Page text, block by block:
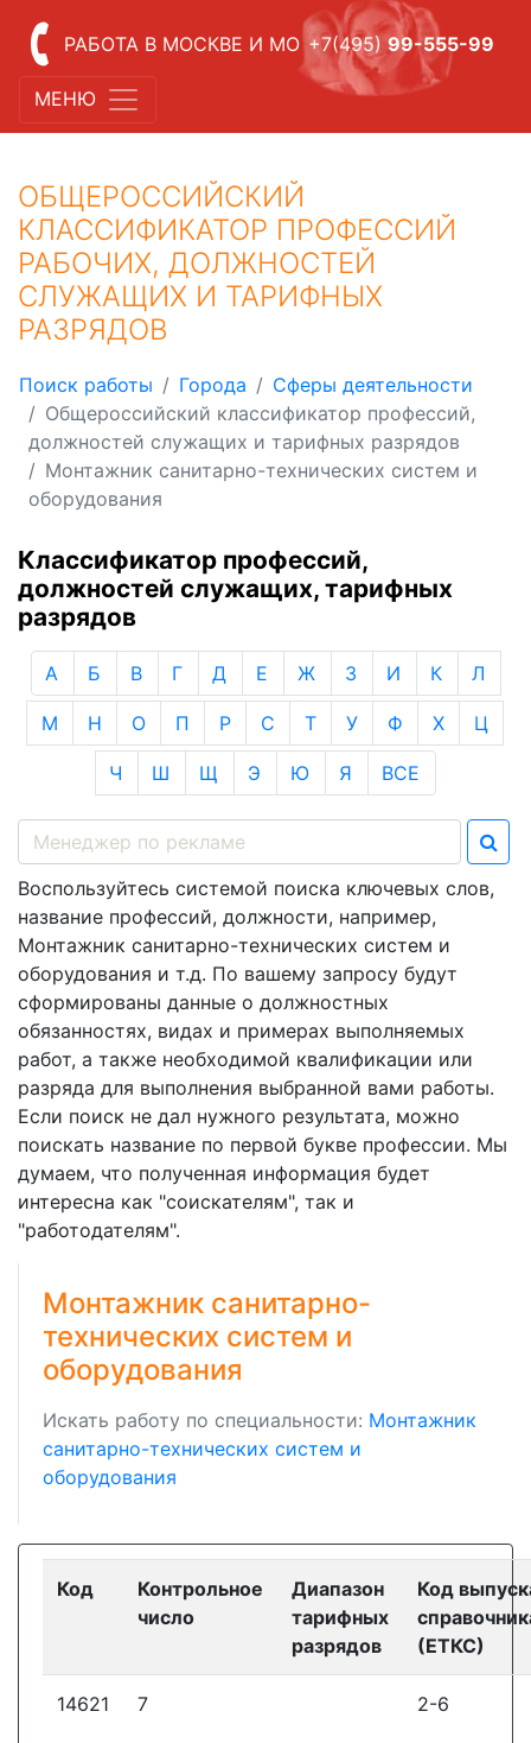
РАБОТА В МОСКВЕ И МО +7(495) 99-555-99
МЕНЮ
ОБЩЕРОССИЙСКИЙ
КЛАССИФИКАТОР ПРОФЕССИЙ
РАБОЧИХ, ДОЛЖНОСТЕЙ
СЛУЖАЩИХ И ТАРИФНЫХ
РАЗРЯДОВ
Поиск работы Города
Сферы деятельности
Общероссийский классификатор профессий,
должностей служащих и тарифных разрядов
Монтажник санитарно-технических систем и
оборудования
Классификатор профессий,
должностей служащих, тарифных
разрядов
А Б В Г Д Е Ж З И К Л
М Н О П Р С Т У Ф Х Ц
Ч Ш Щ Э Ю Я ВСЕ
Воспользуйтесь системой поиска ключевых слов,
название профессий, должности, например,
Монтажник санитарно-технических систем и
оборудования и т.д. По вашему запросу будут
сформированы данные о должностных
обязанностях, видах и примерах выполняемых
работ, а также необходимой квалификации или
разряда для выполнения выбранной вами работы.
Если поиск не дал нужного результата, можно
поискать название по первой букве профессии. Мы
думаем, что полученная информация будет
интересна как "соискателям", так и
"работодателям".
Монтажник санитарно-
технических систем и
оборудования
Искать работу по специальности: Монтажник
санитарно-технических систем и
оборудования
Код
Контрольное
число
Диапазон
тарифных
разрядов
Код
(ЕТКС)
14621 7 2-6